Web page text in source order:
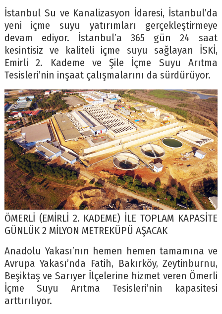
İstanbul Su ve Kanalizasyon İdaresi, İstanbul’da
yeni içme suyu yatırımları gerçekleştirmeye
devam ediyor. İstanbul’a 365 gün 24 saat
kesintisiz ve kaliteli içme suyu sağlayan İSKİ,
Emirli 2. Kademe ve Şile İçme Suyu Arıtma
Tesisleri’nin inşaat çalışmalarını da sürdürüyor.
ÖMERLİ (EMİRLİ 2. KADEME) İLE TOPLAM KAPASİTE
GÜNLÜK 2 MİLYON METREKÜPÜ AŞACAK
Anadolu Yakası’nın hemen hemen tamamına ve
Avrupa Yakası’nda Fatih, Bakırköy, Zeytinburnu,
Beşiktaş ve Sarıyer İlçelerine hizmet veren Ömerli
İçme Suyu Arıtma Tesisleri’nin kapasitesi
arttırılıyor.